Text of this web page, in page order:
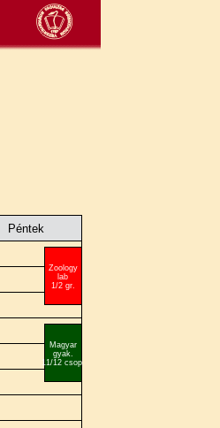
Péntek
Zoology
lab
1/2 gr.
Magyar
gyak.
11/12 csop.